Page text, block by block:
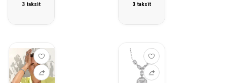
3 taksit
3 taksit